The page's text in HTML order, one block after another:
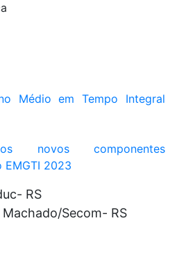
Médio em Tempo Integral
novos componentes
EMGTI 2023
RS
Secom- RS